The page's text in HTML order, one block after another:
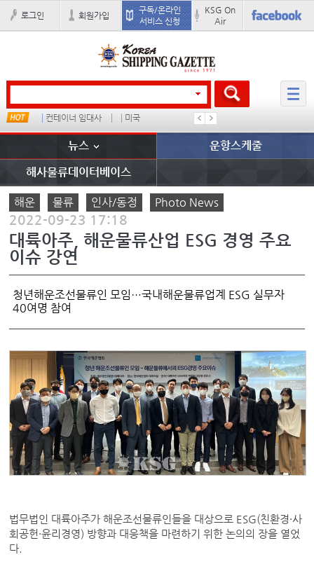
로그인 회원가입
구독/온라인
서비스 신청
KSG On
Air
컨테이너 임대사 미국 ���ͤ
뉴스 운항스케줄
해사물류데이터베이스
해운 물류 인사/동정 Photo News
2022-09-23 17:18
대륙아주, 해운물류산업 ESG 경영 주요
이슈 강연
청년해운조선물류인 모임…국내해운물류업계 ESG 실무자
40여명 참여
법무법인 대륙아주가 해운조선물류인들을 대상으로 ESG(친환경·사
회공헌·윤리경영) 방향과 대응책을 마련하기 위한 논의의 장을 열었
다.